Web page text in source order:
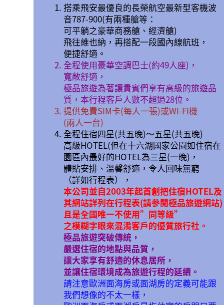
搭乘飛安最優良的長榮航空最新型客機波
音787-900(有兩種艙等：
可平躺之豪華商務艙、經濟艙)
飛往維也納，再搭配一段國內線航班，
便捷舒適。
全程使用豪華空調巴士(約49人座)，
寬敞舒適，
極品旅遊為著讓貴賓們享有高級的旅遊品
質，本行程客戶人數不超過28位。
提供免費SIM卡(每人一張)或WI-FI機
(兩人一台)
全程住宿四星(共五晚)〜五星(共五晚)
高級HOTEL(但在十六湖國家公園如住宿在
園區內最好的HOTEL為三星(一晚)，
體貼安排、溫馨舒適，令人回味無窮
（詳如行程表），
本公司並自2003年起首創把住宿HOTEL及
其網站詳列在行程表(請參閱極品旅遊網站)
且是全國唯一不使用”同等級”
之模糊字眼來混淆客戶的優質旅行社。
極品旅遊突破傳統，
嚴選住宿的地點與品質，
讓大家享有舒適的休息居所，
並讓住宿環境成為旅遊行程的延續。
請注意歐洲面海房或面湖房的定義可能跟
我們想像的不太一樣，